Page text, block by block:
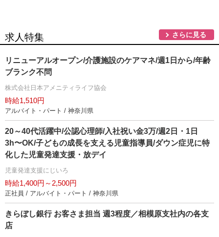
求人特集 さらに見る
リニューアルオープン/介護施設のケアマネ/週1日から/年齢
ブランク不問
株式会社日本アメニティライフ協会
時給1,510円
アルバイト・パート / 神奈川県
20～40代活躍中/公認心理師/入社祝い金3万/週2日・1日
3h〜OK/子どもの成長を支える児童指導員/ダウン症児に特
化した児童発達支援・放デイ
児童発達支援にじいろ
時給1,400円～2,500円
正社員 / アルバイト・パート / 神奈川県
きらぼし銀行 お客さま担当 週3程度／相模原支社内の各支
店